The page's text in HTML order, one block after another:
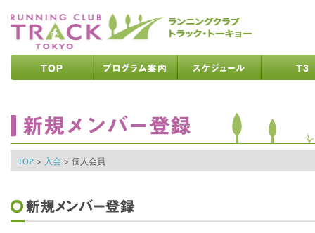
TOP > 入会 > 個人会員